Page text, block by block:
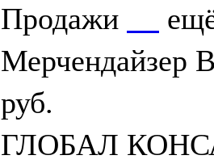
Продажи
Мерчендайзер
руб.
ГЛОБАЛ